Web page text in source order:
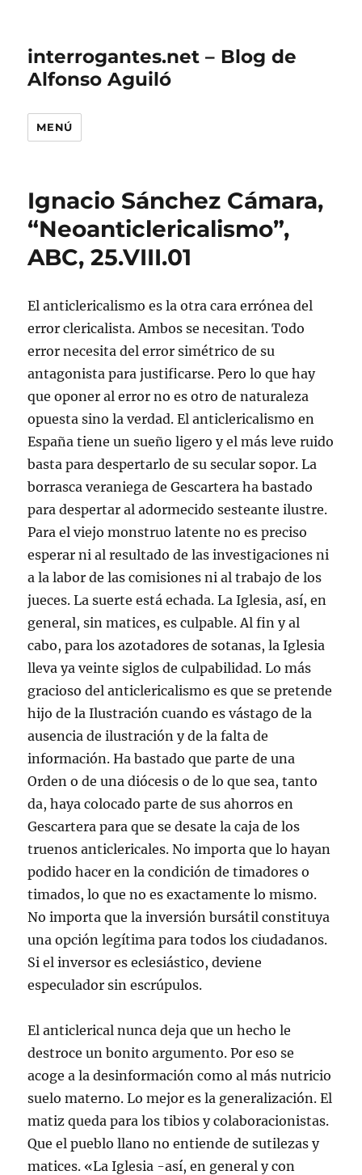
interrogantes.net – Blog de
Alfonso Aguiló
MENÚ
Ignacio Sánchez Cámara,
“Neoanticlericalismo”,
ABC, 25.VIII.01
El anticlericalismo es la otra cara errónea del
error clericalista. Ambos se necesitan. Todo
error necesita del error simétrico de su
antagonista para justificarse. Pero lo que hay
que oponer al error no es otro de naturaleza
opuesta sino la verdad. El anticlericalismo en
España tiene un sueño ligero y el más leve ruido
basta para despertarlo de su secular sopor. La
borrasca veraniega de Gescartera ha bastado
para despertar al adormecido sesteante ilustre.
Para el viejo monstruo latente no es preciso
esperar ni al resultado de las investigaciones ni
a la labor de las comisiones ni al trabajo de los
jueces. La suerte está echada. La Iglesia, así, en
general, sin matices, es culpable. Al fin y al
cabo, para los azotadores de sotanas, la Iglesia
lleva ya veinte siglos de culpabilidad. Lo más
gracioso del anticlericalismo es que se pretende
hijo de la Ilustración cuando es vástago de la
ausencia de ilustración y de la falta de
información. Ha bastado que parte de una
Orden o de una diócesis o de lo que sea, tanto
da, haya colocado parte de sus ahorros en
Gescartera para que se desate la caja de los
truenos anticlericales. No importa que lo hayan
podido hacer en la condición de timadores o
timados, lo que no es exactamente lo mismo.
No importa que la inversión bursátil constituya
una opción legítima para todos los ciudadanos.
Si el inversor es eclesiástico, deviene
especulador sin escrúpulos.
El anticlerical nunca deja que un hecho le
destroce un bonito argumento. Por eso se
acoge a la desinformación como al más nutricio
suelo materno. Lo mejor es la generalización. El
matiz queda para los tibios y colaboracionistas.
Que el pueblo llano no entiende de sutilezas y
matices. «La Iglesia -así, en general y con